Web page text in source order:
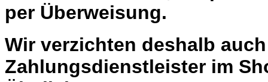
per Überweisung.
Wir verzichten deshalb
Zahlungsdienstleister im